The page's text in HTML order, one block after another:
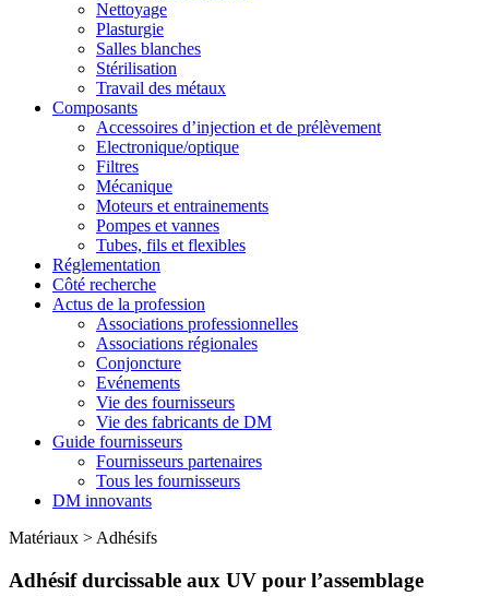
Nettoyage
Plasturgie
Salles blanches
Stérilisation
Travail des métaux
Composants
Accessoires d’injection et de prélèvement
Electronique/optique
Filtres
Mécanique
Moteurs et entrainements
Pompes et vannes
Tubes, fils et flexibles
Réglementation
Côté recherche
Actus de la profession
Associations professionnelles
Associations régionales
Conjoncture
Evénements
Vie des fournisseurs
Vie des fabricants de DM
Guide fournisseurs
Fournisseurs partenaires
Tous les fournisseurs
DM innovants
Matériaux > Adhésifs
Adhésif durcissable aux UV pour l’assemblage